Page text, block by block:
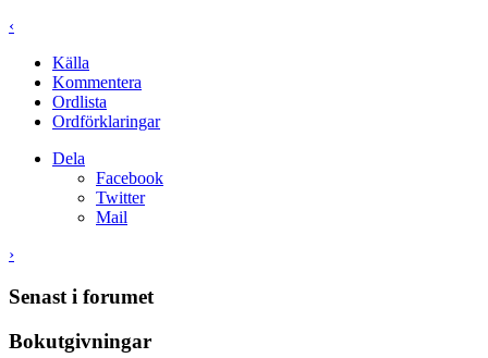
‹
Källa
Kommentera
Ordlista
Ordförklaringar
Dela
Facebook
Twitter
Mail
›
Senast i forumet
Bokutgivningar